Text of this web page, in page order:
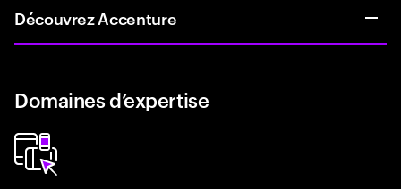
Découvrez Accenture
Domaines d’expertise